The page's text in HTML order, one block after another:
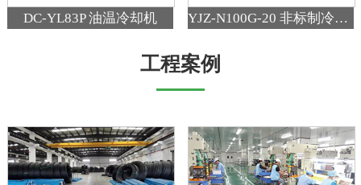
DC-YL83P 油温冷却机 YJZ-N100G-20 非标制冷设备
工程案例